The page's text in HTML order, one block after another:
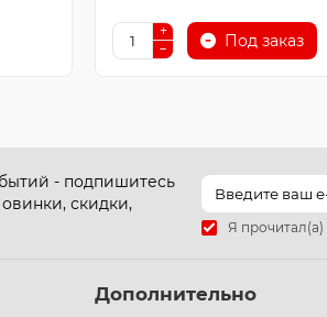
Под заказ
- подпишитесь
скидки,
Я прочитал(а)
Дополнительно